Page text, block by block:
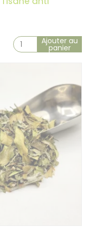
Ajouter au
panier